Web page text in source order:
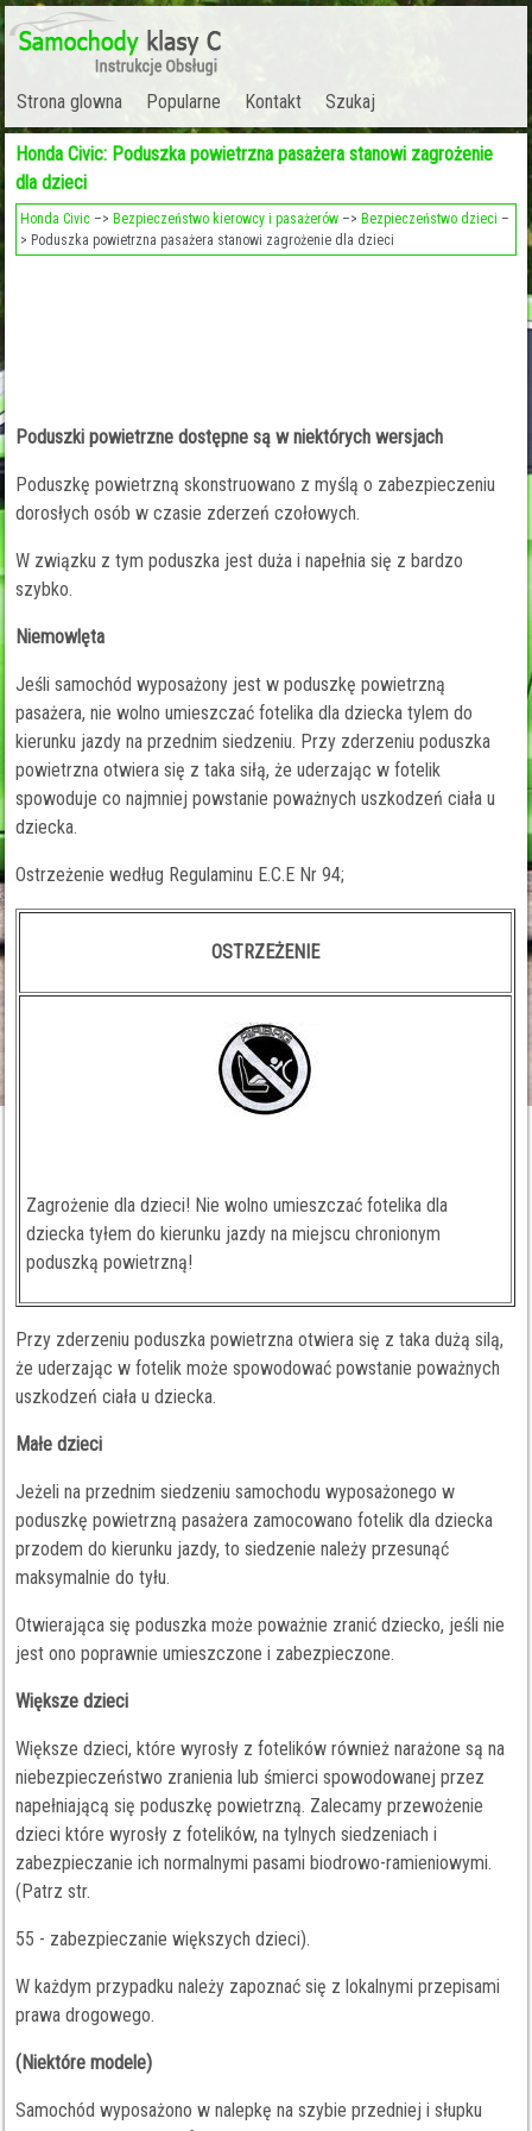
Strona glowna Popularne Kontakt Szukaj
Honda Civic: Poduszka powietrzna pasażera stanowi zagrożenie
dla dzieci
Honda Civic –> Bezpieczeństwo kierowcy i pasażerów –> Bezpieczeństwo dzieci –
> Poduszka powietrzna pasażera stanowi zagrożenie dla dzieci
Poduszki powietrzne dostępne są w niektórych wersjach
Poduszkę powietrzną skonstruowano z myślą o zabezpieczeniu
dorosłych osób w czasie zderzeń czołowych.
W związku z tym poduszka jest duża i napełnia się z bardzo
szybko.
Niemowlęta
Jeśli samochód wyposażony jest w poduszkę powietrzną
pasażera, nie wolno umieszczać fotelika dla dziecka tylem do
kierunku jazdy na przednim siedzeniu. Przy zderzeniu poduszka
powietrzna otwiera się z taka siłą, że uderzając w fotelik
spowoduje co najmniej powstanie poważnych uszkodzeń ciała u
dziecka.
Ostrzeżenie według Regulaminu E.C.E Nr 94;
OSTRZEŻENIE
Zagrożenie dla dzieci! Nie wolno umieszczać fotelika dla
dziecka tyłem do kierunku jazdy na miejscu chronionym
poduszką powietrzną!
Przy zderzeniu poduszka powietrzna otwiera się z taka dużą silą,
że uderzając w fotelik może spowodować powstanie poważnych
uszkodzeń ciała u dziecka.
Małe dzieci
Jeżeli na przednim siedzeniu samochodu wyposażonego w
poduszkę powietrzną pasażera zamocowano fotelik dla dziecka
przodem do kierunku jazdy, to siedzenie należy przesunąć
maksymalnie do tyłu.
Otwierająca się poduszka może poważnie zranić dziecko, jeśli nie
jest ono poprawnie umieszczone i zabezpieczone.
Większe dzieci
Większe dzieci, które wyrosły z fotelików również narażone są na
niebezpieczeństwo zranienia lub śmierci spowodowanej przez
napełniającą się poduszkę powietrzną. Zalecamy przewożenie
dzieci które wyrosły z fotelików, na tylnych siedzeniach i
zabezpieczanie ich normalnymi pasami biodrowo-ramieniowymi.
(Patrz str.
55 - zabezpieczanie większych dzieci).
W każdym przypadku należy zapoznać się z lokalnymi przepisami
prawa drogowego.
(Niektóre modele)
Samochód wyposażono w nalepkę na szybie przedniej i słupku